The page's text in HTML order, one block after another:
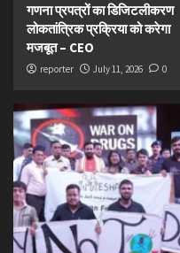
गणना प्रपत्रों का डिजिटलीकरण
लोकतांत्रिक प्रक्रिया को करेगा
मजबूत – CEO
reporter July 11, 2026 0